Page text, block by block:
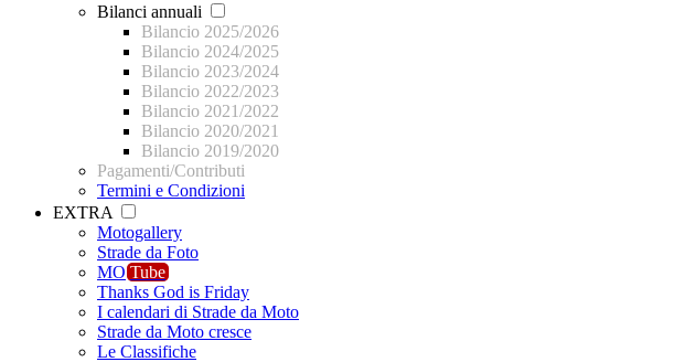
Bilanci annuali
Bilancio 2025/2026
Bilancio 2024/2025
Bilancio 2023/2024
Bilancio 2022/2023
Bilancio 2021/2022
Bilancio 2020/2021
Bilancio 2019/2020
Pagamenti/Contributi
Termini e Condizioni
EXTRA
Motogallery
Strade da Foto
MO Tube
Thanks God is Friday
I calendari di Strade da Moto
Strade da Moto cresce
Le Classifiche